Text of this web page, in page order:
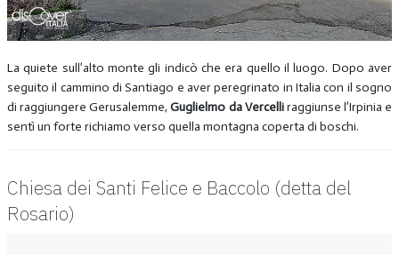
La quiete sull’alto monte gli indicò che era quello il luogo. Dopo aver
seguito il cammino di Santiago e aver peregrinato in Italia con il sogno
di raggiungere Gerusalemme,Guglielmo da Vercelliraggiunse l’Irpinia e
sentì un forte richiamo verso quella montagna coperta di boschi.
Chiesa dei Santi Felice e Baccolo (detta del
Rosario)